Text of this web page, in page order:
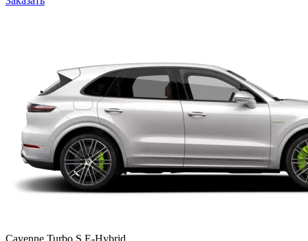
Cayenne Turbo S E-Hybrid